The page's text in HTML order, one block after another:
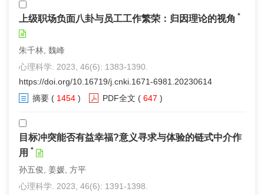
上级职场负面八卦与员工工作繁荣：归因理论的视角 *
朱千林, 魏峰
心理科学. 2023, 46(6): 1383-1390.
https://doi.org/10.16719/j.cnki.1671-6981.20230614
摘要 ( 1454 ) PDF全文 ( 647 )
目标冲突能否有益幸福?意义寻求与体验的链式中介作
用 *
孙五俊, 姜媛, 方平
心理科学. 2023, 46(6): 1391-1398.